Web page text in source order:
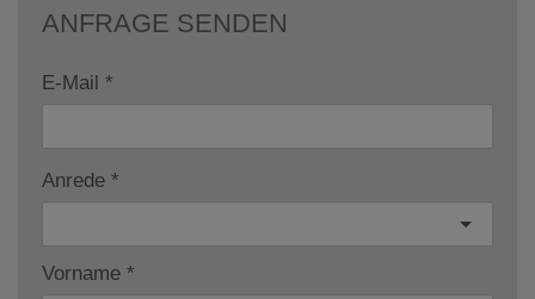
ANFRAGE SENDEN
E-Mail
Anrede
Vorname